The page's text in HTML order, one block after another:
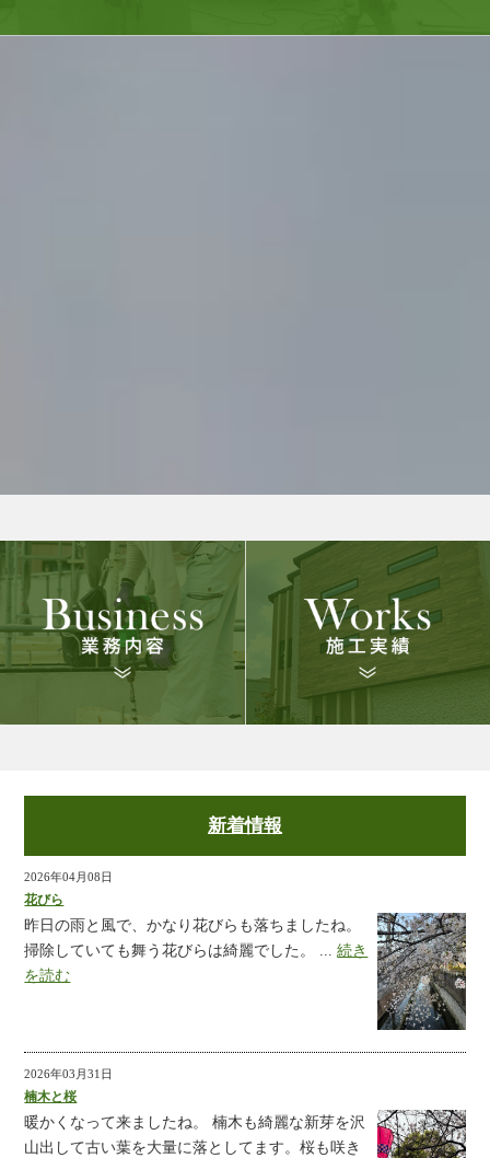
新着情報
2026年04月08日
花びら
昨日の雨と風で、かなり花びらも落ちましたね。
掃除していても舞う花びらは綺麗でした。 ...続き
を読む
2026年03月31日
楠木と桜
暖かくなって来ましたね。 楠木も綺麗な新芽を沢
山出して古い葉を大量に落としてます。桜も咲き